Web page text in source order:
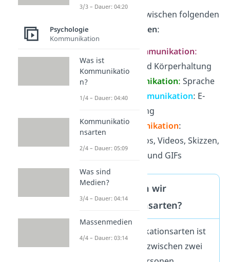
Du unterscheidest zwischen folgenden
Kommunikationsarten:
Nonverbale Kommunikation:
Gestik, Mimik und Körperhaltung
Verbale Kommunikation: Sprache
schriftliche Kommunikation: E-
Mail, Brief, Zeitung
visuelle Kommunikation:
Diagramme, Fotos, Videos, Skizzen,
Grafiken, Emojis und GIFs
Wofür brauchen wir
Kommunikationsarten?
der Kommunikationsarten ist
es, Informationen zwischen zwei
3/3 – Dauer: 04:20
Psychologie
Kommunikation
Was ist
Kommunikatio
n?
1/4 – Dauer: 04:40
Kommunikatio
nsarten
2/4 – Dauer: 05:09
Was sind
Medien?
3/4 – Dauer: 04:14
Massenmedien
4/4 – Dauer: 03:14